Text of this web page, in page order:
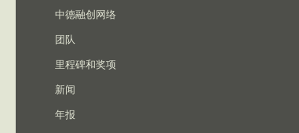
中德融创网络
团队
里程碑和奖项
新闻
年报